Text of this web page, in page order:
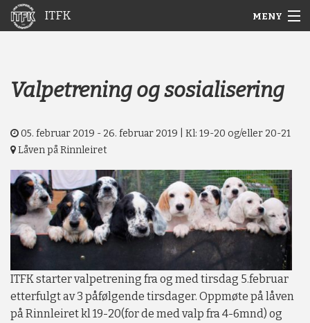
ITFK MENY
Nyheter
Arkiv
Om ITFK
Galleri
Valpetrening og sosialisering
05. februar 2019 - 26. februar 2019 | Kl: 19-20 og/eller 20-21
Låven på Rinnleiret
ITFK starter valpetrening fra og med tirsdag 5.februar
etterfulgt av 3 påfølgende tirsdager. Oppmøte på låven
på Rinnleiret kl 19-20(for de med valp fra 4-6mnd) og